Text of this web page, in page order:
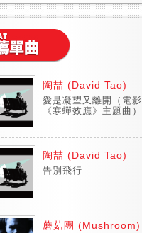
陶喆 (David Tao)
愛是凝望又離開（電影
《寒蟬效應》主題曲）
陶喆 (David Tao)
告別飛行
蘑菇團 (Mushroom)